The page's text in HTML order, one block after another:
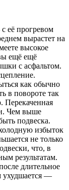
её прогревом
вырастет на
высокое
ещё ещё
с асфальтом.
как обычно
в повороте так
Перекаченная
Чем выше
подвеска.
избыток
не только
что, в
результатам.
длительное
ухудшается —